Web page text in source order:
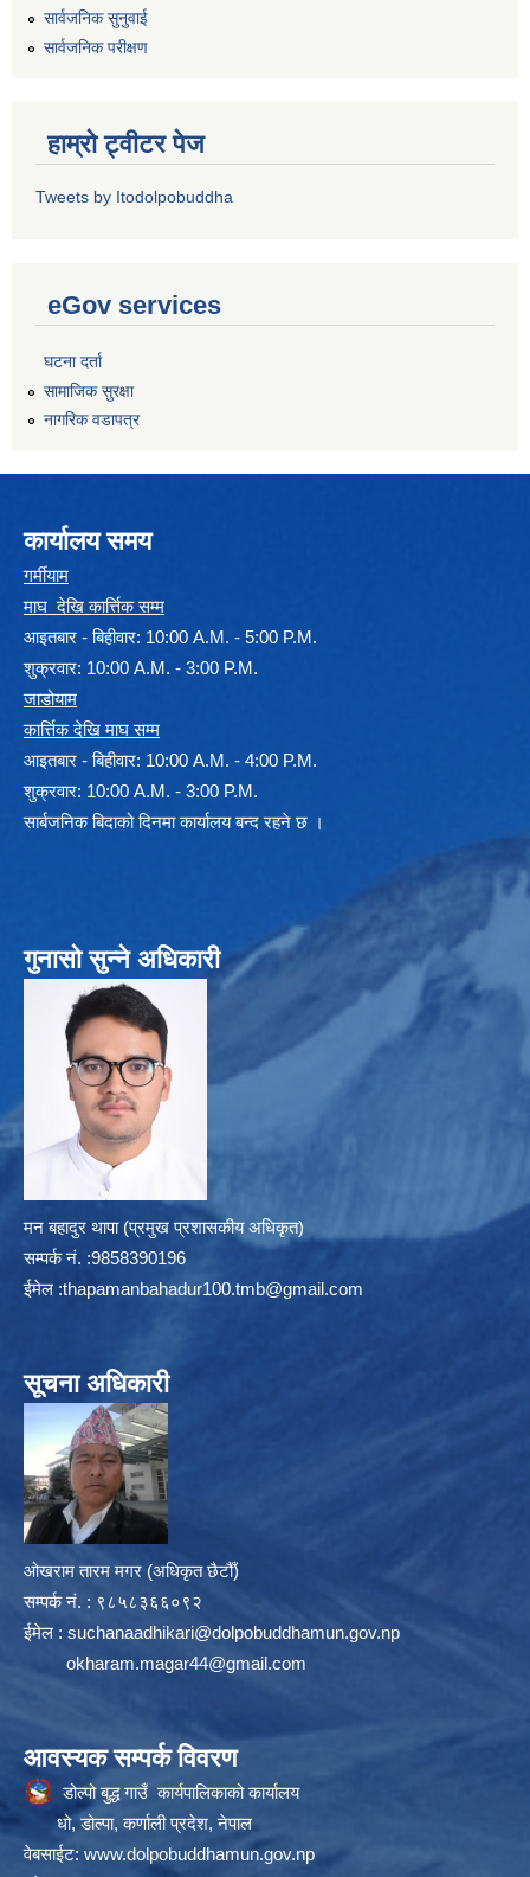
सार्वजनिक सुनुवाई
सार्वजनिक परीक्षण
हाम्रो ट्वीटर पेज
Tweets by Itodolpobuddha
eGov services
घटना दर्ता
सामाजिक सुरक्षा
नागरिक वडापत्र
कार्यालय समय
गर्मीयाम
माघ देखि कार्त्तिक सम्म
आइतबार - बिहीवार: 10:00 A.M. - 5:00 P.M.
शुक्रवार: 10:00 A.M. - 3:00 P.M.
जाडोयाम
कार्त्तिक देखि माघ सम्म
आइतबार - बिहीवार: 10:00 A.M. - 4:00 P.M.
शुक्रवार: 10:00 A.M. - 3:00 P.M.
सार्बजनिक बिदाको दिनमा कार्यालय बन्द रहने छ ।
गुनासो सुन्ने अधिकारी
मन बहादुर थापा (प्रमुख प्रशासकीय अधिकृत)
सम्पर्क न‌ं. :9858390196
ईमेल :thapamanbahadur100.tmb@gmail.com
सूचना अधिकारी
ओखराम तारम मगर (अधिकृत छैटौँ)
सम्पर्क न‌ं. : ९८५८३६६०९२
ईमेल : suchanaadhikari@dolpobuddhamun.gov.np
okharam.magar44@gmail.com
आवस्यक सम्पर्क विवरण
डोल्पो बुद्ध गाउँ कार्यपालिकाको कार्यालय
धो, डोल्पा, कर्णाली प्रदेश, नेपाल
वेबसाईट: www.dolpobuddhamun.gov.np